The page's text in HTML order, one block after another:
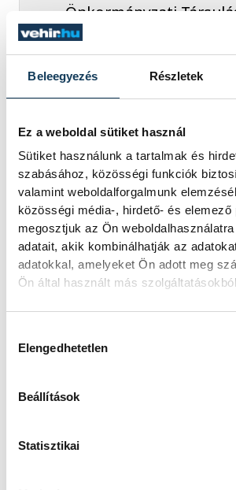
Beleegyezés Részletek
Ez a weboldal sütiket használ
Sütiket használunk a tartalmak és
szabásához, közösségi funkciók
valamint weboldalforgalmunk
közösségi média-, hirdető- és elemező
megosztjuk az Ön
adatait, akik kombinálhatják az
adatokkal, amelyeket Ön adott meg
Ön által használt más
Elengedhetetlen
Beállítások
Statisztikai
Önkormányzati
betöltött elnöki
tisztségemről.
lehetőséget, hogy ezzel
szolgálhattam a
Czaun helyét a Fidesz-KDNP
listájárólSótonyi Mónika
A Közgyűlés alakuló ülését
csütörtökön tartja, ekkor
alpolgármestereket és
bizottsági tisztségeket is.
Czaun János